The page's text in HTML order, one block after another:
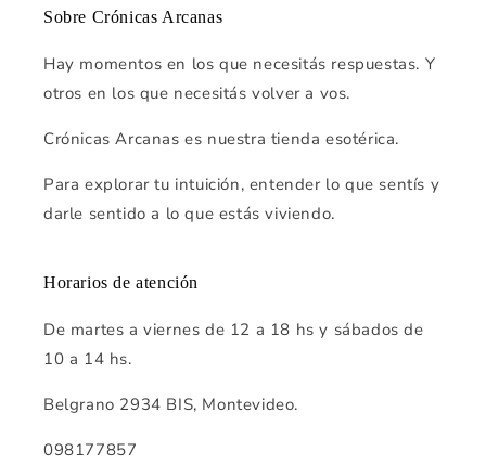
Sobre Crónicas Arcanas
Hay momentos en los que necesitás respuestas. Y
otros en los que necesitás volver a vos.
Crónicas Arcanas es nuestra tienda esotérica.
Para explorar tu intuición, entender lo que sentís y
darle sentido a lo que estás viviendo.
Horarios de atención
De martes a viernes de 12 a 18 hs y sábados de
10 a 14 hs.
Belgrano 2934 BIS, Montevideo.
098177857